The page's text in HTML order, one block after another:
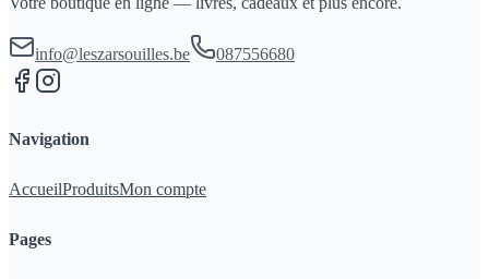
info@leszarsouilles.be 087556680
Navigation
AccueilProduitsMon compte
Pages